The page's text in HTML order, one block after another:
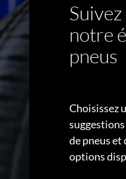
notre
pneus
Choisissez
de pneus et
options